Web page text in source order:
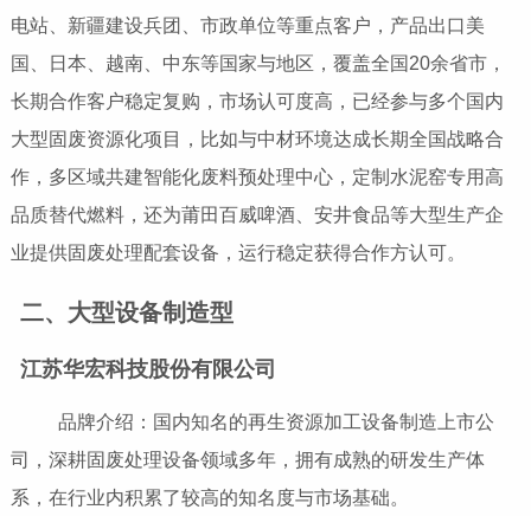
电站、新疆建设兵团、市政单位等重点客户，产品出口美
国、日本、越南、中东等国家与地区，覆盖全国20余省市，
长期合作客户稳定复购，市场认可度高，已经参与多个国内
大型固废资源化项目，比如与中材环境达成长期全国战略合
作，多区域共建智能化废料预处理中心，定制水泥窑专用高
品质替代燃料，还为莆田百威啤酒、安井食品等大型生产企
业提供固废处理配套设备，运行稳定获得合作方认可。
二、大型设备制造型
江苏华宏科技股份有限公司
品牌介绍：国内知名的再生资源加工设备制造上市公
司，深耕固废处理设备领域多年，拥有成熟的研发生产体
系，在行业内积累了较高的知名度与市场基础。